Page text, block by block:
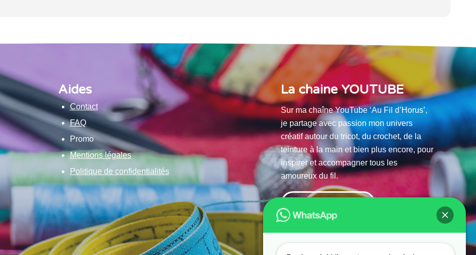
Aides
Contact
FAQ
Promo
Mentions légales
Politique de confidentialités
La chaine YOUTUBE
Sur ma chaîne YouTube ‘Au Fil d’Horus’,
je partage avec passion mon univers
créatif autour du tricot, du crochet, de la
teinture à la main et bien plus encore, pour
inspirer et accompagner tous les
amoureux du fil.